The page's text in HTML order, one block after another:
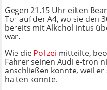
Gegen 21.15 Uhr eilten
Tor auf der A4, wo sie den
bereits mit Alkohol intus
war.
Wie die Polizei mitteilte,
Fahrer seinen Audi e-tron
anschließen konnte, weil er
halten konnte.